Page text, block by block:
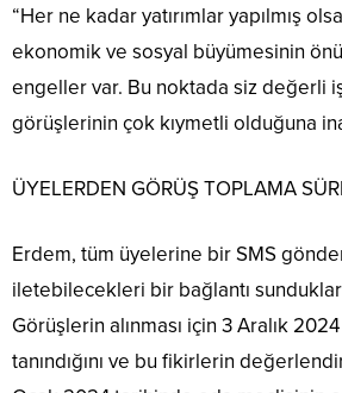
“Her ne kadar yatırımlar yapılmış
ekonomik ve sosyal büyümesinin
engeller var. Bu noktada siz değerli iş
görüşlerinin çok kıymetli olduğuna
ÜYELERDEN GÖRÜŞ TOPLAMA
Erdem, tüm üyelerine bir SMS
iletebilecekleri bir bağlantı
Görüşlerin alınması için 3 Aralık
tanındığını ve bu fikirlerin